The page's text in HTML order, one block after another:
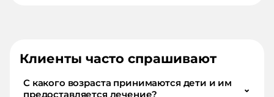
Клиенты часто спрашивают
С какого возраста принимаются дети и им
предоставляется лечение?
⌄